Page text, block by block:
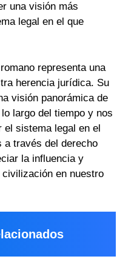
una visión más
legal en el que
representa una
herencia jurídica. Su
visión panorámica de
largo del tiempo y nos
el sistema legal en el
a través del derecho
la influencia y
en nuestro